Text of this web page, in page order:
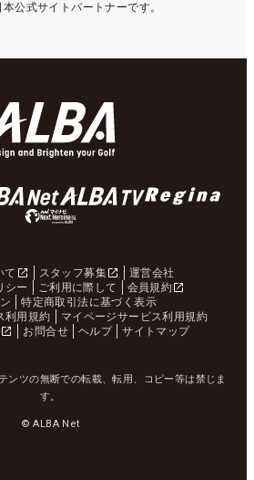
本公式サイトパートナーです。
て スタッフ募集
運営会社
シー
ご利用に際して
会員規約
特定商取引法に基づく表示
利用規約
マイページサービス利用規約
お問合せ ヘルプ サイトマップ
ンツの無断での転載、転用、コピー等は禁じま
す。
© ALBA Net